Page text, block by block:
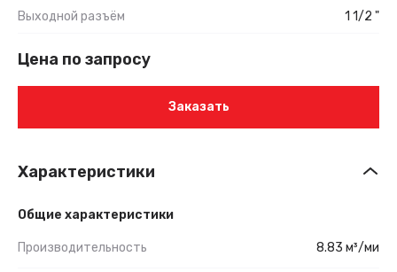
Выходной разъём 1 1/2 "
Цена по запросу
Заказать
Характеристики
Общие характеристики
Производительность 8.83 м³/ми